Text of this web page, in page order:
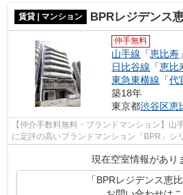
賃貸 | マンション BPRレジデンス
仲手無料
山手線 「恵比寿
日比谷線 「恵比
東急東横線 「代
築18年
東京都渋谷区恵
【仲介手数料無料・ブランドマンション】山
に定評の高いブランドマンション「BPR」シ
問い合わせください。
現在空室情報があり
「BPRレジデンス恵